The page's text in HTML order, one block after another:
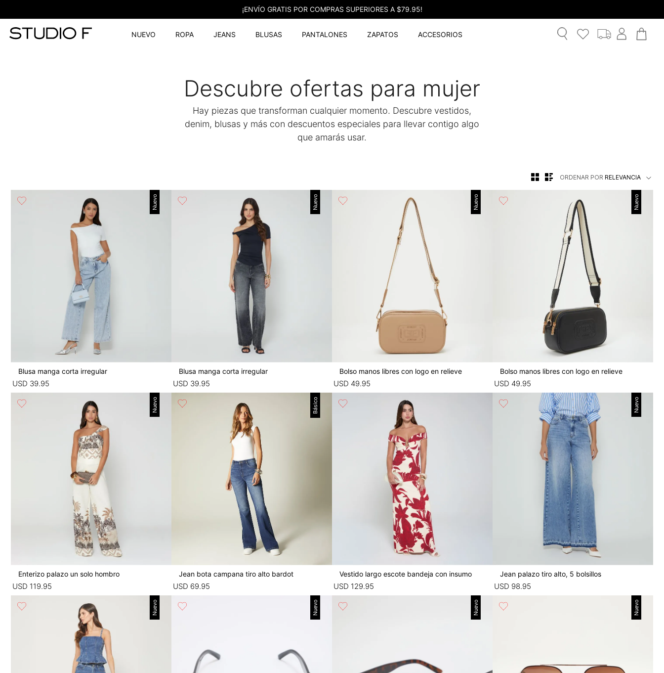
¡ENVÍO GRATIS POR COMPRAS SUPERIORES A $79.95!
NUEVO ROPA JEANS BLUSAS PANTALONES ZAPATOS ACCESORIOS
Descubre ofertas para mujer
Hay piezas que transforman cualquier momento. Descubre vestidos,
denim, blusas y más con descuentos especiales para llevar contigo algo
que amarás usar.
ORDENAR POR RELEVANCIA
Nuevo
Blusa manga corta irregular
USD 39.95
Nuevo
Blusa manga corta irregular
USD 39.95
Nuevo
Bolso manos libres con logo en relieve
USD 49.95
Nuevo
Bolso manos libres con logo en relieve
USD 49.95
Nuevo
Enterizo palazo un solo hombro
USD 119.95
Básico
Jean bota campana tiro alto bardot
USD 69.95
Vestido largo escote bandeja con insumo
USD 129.95
Nuevo
Jean palazo tiro alto, 5 bolsillos
USD 98.95
Nuevo Nuevo Nuevo Nuevo